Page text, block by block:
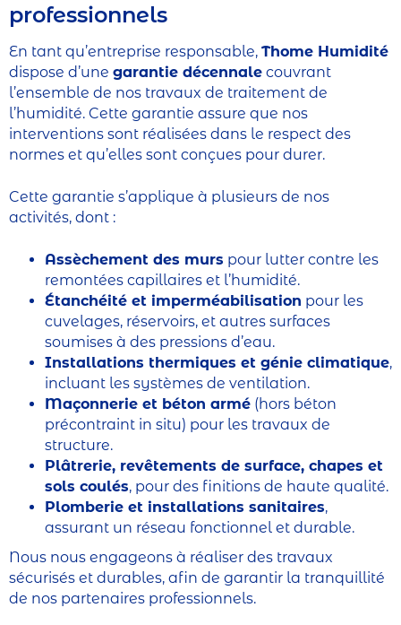
professionnels
En tant qu’entreprise responsable, Thome Humidité
dispose d’une garantie décennale couvrant
l’ensemble de nos travaux de traitement de
l’humidité. Cette garantie assure que nos
interventions sont réalisées dans le respect des
normes et qu’elles sont conçues pour durer.
Cette garantie s’applique à plusieurs de nos
activités, dont :
Assèchement des murs pour lutter contre les
remontées capillaires et l’humidité.
Étanchéité et imperméabilisation pour les
cuvelages, réservoirs, et autres surfaces
soumises à des pressions d’eau.
Installations thermiques et génie climatique,
incluant les systèmes de ventilation.
Maçonnerie et béton armé (hors béton
précontraint in situ) pour les travaux de
structure.
Plâtrerie, revêtements de surface, chapes et
sols coulés, pour des finitions de haute qualité.
Plomberie et installations sanitaires,
assurant un réseau fonctionnel et durable.
Nous nous engageons à réaliser des travaux
sécurisés et durables, afin de garantir la tranquillité
de nos partenaires professionnels.